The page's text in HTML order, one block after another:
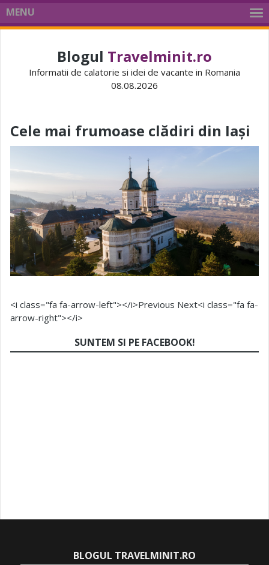
MENU
Blogul Travelminit.ro
Informatii de calatorie si idei de vacante in Romania
08.08.2026
Cele mai frumoase clădiri din Iași
<i class="fa fa-arrow-left"></i>Previous Next<i class="fa fa-
arrow-right"></i>
SUNTEM SI PE FACEBOOK!
BLOGUL TRAVELMINIT.RO